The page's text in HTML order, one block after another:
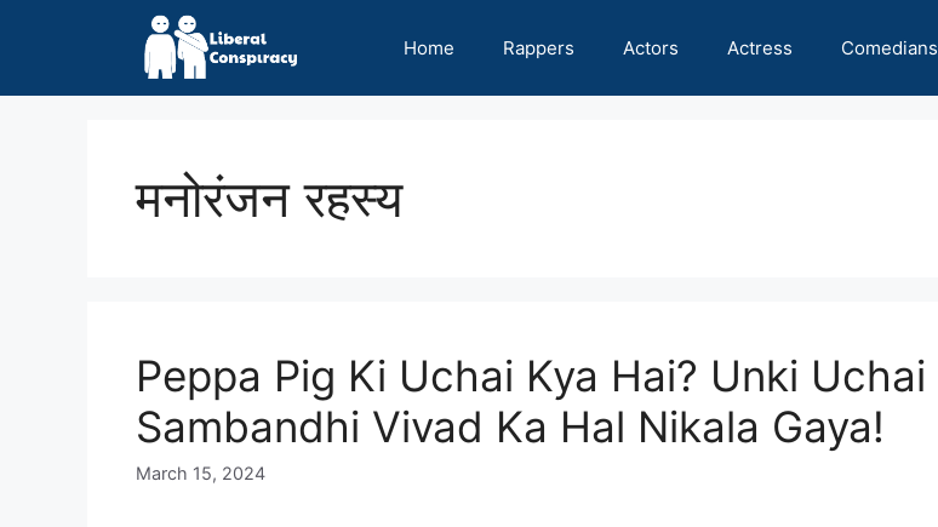
Home Rappers Actors Actress Comedians
मनोरंजन रहस्य
Peppa Pig Ki Uchai Kya Hai? Unki Uchai
Sambandhi Vivad Ka Hal Nikala Gaya!
March 15, 2024